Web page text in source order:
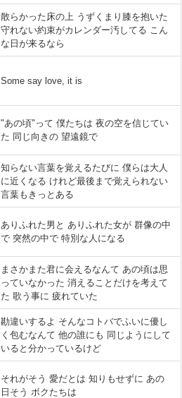
散らかった床の上 うずくまり膝を抱いた
守れない約束がカレンダー汚してる こん
な日が来るなら
Some say love, it is
"あの頃"って 僕たちは 夜の空を信じてい
た 同じ向きの 望遠鏡で
知らない言葉を覚えるたびに 僕らは大人
に近くなる けれど最後まで覚えられない
言葉もきっとある
ありふれた男と ありふれた女が 群像の中
で 突然の中で 特別な人になる
まさかまた君に会えるなんて あの頃は思
っていなかった 消えることだけを考えて
た 歌う事に 疲れていた
勘違いするよ そんなコトバでふいに優し
く包むなんて 他の誰にも 同じようにして
いると分かっているけど
それがそう 愛だとは 知りもせずに あの
日そう ボクたちは